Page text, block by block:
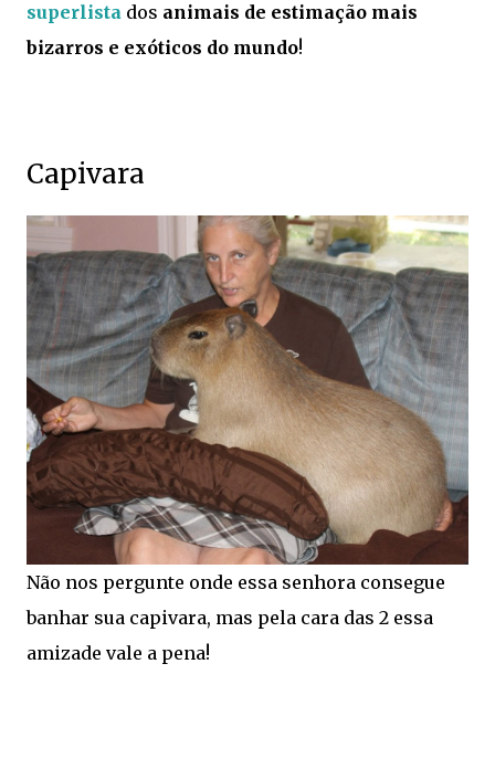
superlista dos animais de estimação mais
bizarros e exóticos do mundo!
Capivara
Não nos pergunte onde essa senhora consegue
banhar sua capivara, mas pela cara das 2 essa
amizade vale a pena!